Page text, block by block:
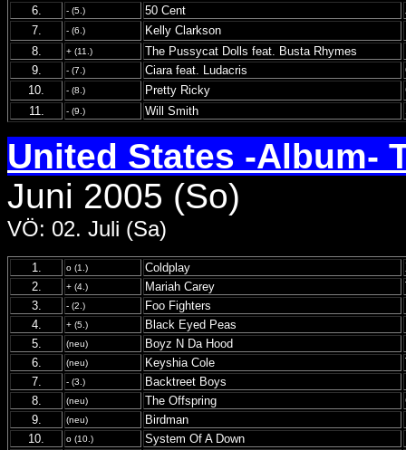
6.
- (5.) 50 Cent
7.
- (6.) Kelly Clarkson
8.
+ (11.) The Pussycat Dolls feat. Busta Rhymes
9.
- (7.) Ciara feat. Ludacris
10.
- (8.) Pretty Ricky
11.
- (9.) Will Smith
United States -Album-
Juni 2005 (So)
VÖ: 02. Juli (Sa)
1. o (1.) Coldplay
2.
+ (4.) Mariah Carey
3.
- (2.) Foo Fighters
4.
+ (5.) Black Eyed Peas
5.
(neu) Boyz N Da Hood
6.
(neu) Keyshia Cole
7.
- (3.) Backtreet Boys
8.
(neu) The Offspring
9.
(neu) Birdman
10.
o (10.) System Of A Down